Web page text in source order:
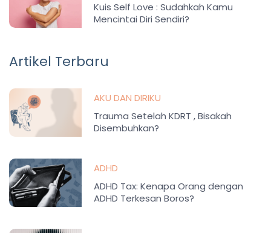
Kuis Self Love : Sudahkah Kamu
Mencintai Diri Sendiri?
Artikel Terbaru
AKU DAN DIRIKU
Trauma Setelah KDRT , Bisakah
Disembuhkan?
ADHD
ADHD Tax: Kenapa Orang dengan
ADHD Terkesan Boros?